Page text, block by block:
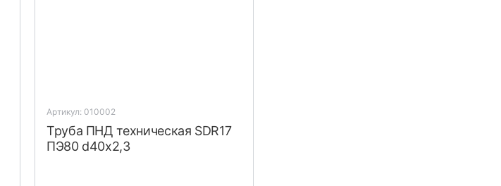
Артикул: 010002
Труба ПНД техническая SDR17
ПЭ80 d40x2,3